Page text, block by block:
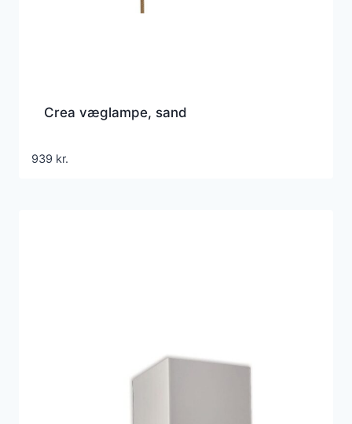
Crea væglampe, sand
939 kr.